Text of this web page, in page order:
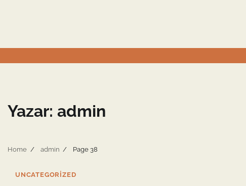
Yazar: admin
Home admin Page 38
9 min read
UNCATEGORIZED